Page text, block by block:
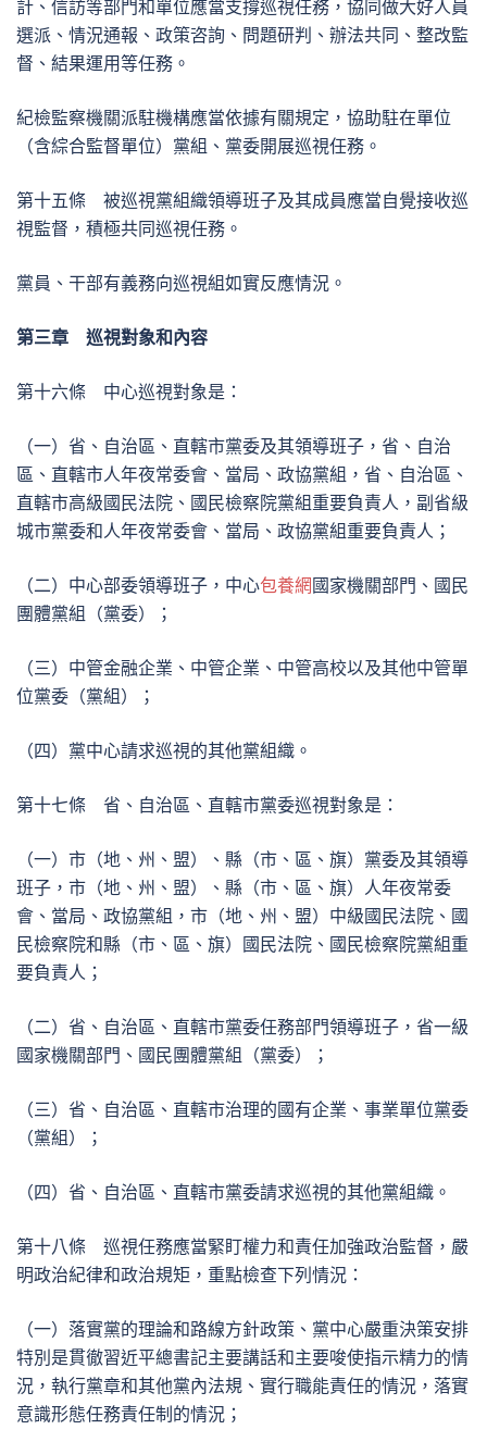
計、信訪等部門和單位應當支撐巡視任務，協同做大好人員
選派、情況通報、政策咨詢、問題研判、辦法共同、整改監
督、結果運用等任務。
紀檢監察機關派駐機構應當依據有關規定，協助駐在單位
（含綜合監督單位）黨組、黨委開展巡視任務。
第十五條 被巡視黨組織領導班子及其成員應當自覺接收巡
視監督，積極共同巡視任務。
黨員、干部有義務向巡視組如實反應情況。
第三章 巡視對象和內容
第十六條 中心巡視對象是：
（一）省、自治區、直轄市黨委及其領導班子，省、自治
區、直轄市人年夜常委會、當局、政協黨組，省、自治區、
直轄市高級國民法院、國民檢察院黨組重要負責人，副省級
城市黨委和人年夜常委會、當局、政協黨組重要負責人；
（二）中心部委領導班子，中心包養網 國家機關部門、國民
團體黨組（黨委）；
（三）中管金融企業、中管企業、中管高校以及其他中管單
位黨委（黨組）；
（四）黨中心請求巡視的其他黨組織。
第十七條 省、自治區、直轄市黨委巡視對象是：
（一）市（地、州、盟）、縣（市、區、旗）黨委及其領導
班子，市（地、州、盟）、縣（市、區、旗）人年夜常委
會、當局、政協黨組，市（地、州、盟）中級國民法院、國
民檢察院和縣（市、區、旗）國民法院、國民檢察院黨組重
要負責人；
（二）省、自治區、直轄市黨委任務部門領導班子，省一級
國家機關部門、國民團體黨組（黨委）；
（三）省、自治區、直轄市治理的國有企業、事業單位黨委
（黨組）；
（四）省、自治區、直轄市黨委請求巡視的其他黨組織。
第十八條 巡視任務應當緊盯權力和責任加強政治監督，嚴
明政治紀律和政治規矩，重點檢查下列情況：
（一）落實黨的理論和路線方針政策、黨中心嚴重決策安排
特別是貫徹習近平總書記主要講話和主要唆使指示精力的情
況，執行黨章和其他黨內法規、實行職能責任的情況，落實
意識形態任務責任制的情況；